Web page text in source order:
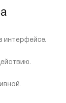
интерфейсе.